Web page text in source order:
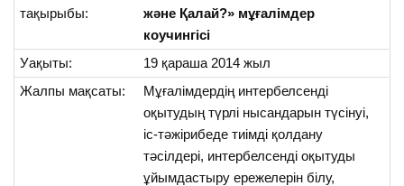
тақырыбы:
және Қалай?» мұғалімдер
коучингісі
Уақыты:
19 қараша 2014 жыл
Жалпы мақсаты:
Мұғалімдердің интербелсенді
оқытудың түрлі нысандарын түсінуі,
іс-тәжірибеде тиімді қолдану
тәсілдері, интербелсенді оқытуды
ұйымдастыру ережелерін білу,